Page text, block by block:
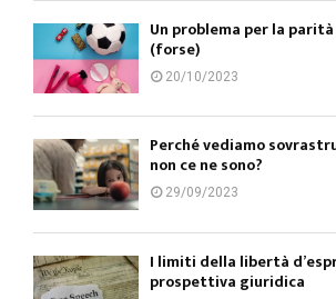
Un problema per la
(forse)
20/10/2023
Perché vediamo
non ce ne sono?
29/09/2023
I limiti della libertà
prospettiva giuridica